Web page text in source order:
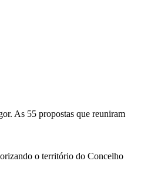
As 55 propostas que reuniram
o território do Concelho